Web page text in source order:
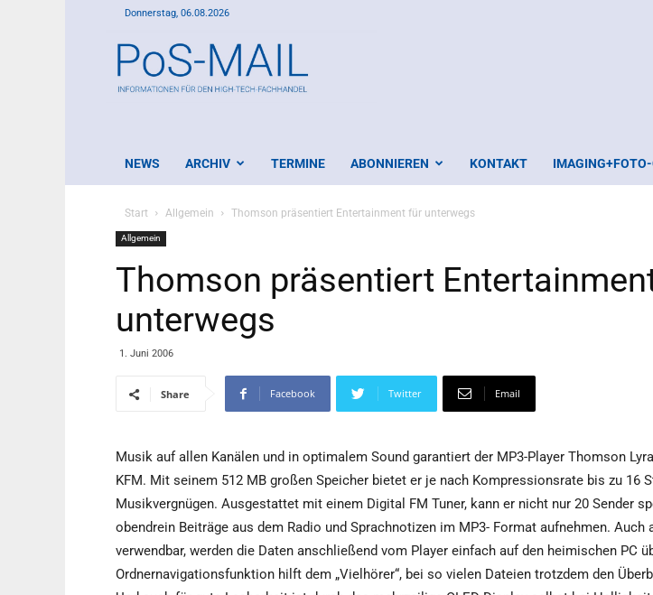
Donnerstag, 06.08.2026
Mail
NEWS ARCHIV TERMINE ABONNIEREN KONTAKT
Start Allgemein Thomson präsentiert Entertainment für unterwegs
Allgemein
Thomson präsentiert
unterwegs
1. Juni 2006
Share Facebook Twitter Email
Musik auf allen Kanälen und in optimalem Sound garantiert der MP3-Player Thomson
KFM. Mit seinem 512 MB großen Speicher bietet er je nach Kompressionsrate bis zu 16
Musikvergnügen. Ausgestattet mit einem Digital FM Tuner, kann er nicht nur 20 Sender
obendrein Beiträge aus dem Radio und Sprachnotizen im MP3- Format aufnehmen. Auch
verwendbar, werden die Daten anschließend vom Player einfach auf den heimischen PC
Ordnernavigationsfunktion hilft dem „Vielhörer“, bei so vielen Dateien trotzdem den